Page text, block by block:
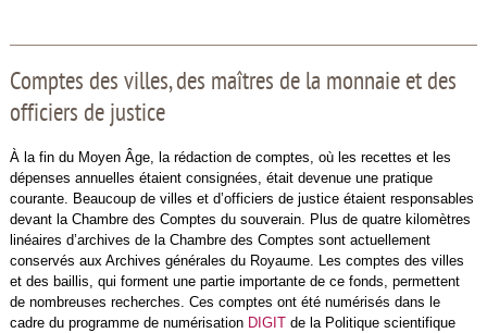
Comptes des villes, des maîtres de la monnaie et des
officiers de justice
À la fin du Moyen Âge, la rédaction de comptes, où les recettes et les
dépenses annuelles étaient consignées, était devenue une pratique
courante. Beaucoup de villes et d’officiers de justice étaient responsables
devant la Chambre des Comptes du souverain. Plus de quatre kilomètres
linéaires d’archives de la Chambre des Comptes sont actuellement
conservés aux Archives générales du Royaume. Les comptes des villes
et des baillis, qui forment une partie importante de ce fonds, permettent
de nombreuses recherches. Ces comptes ont été numérisés dans le
cadre du programme de numérisation DIGITde la Politique scientifique